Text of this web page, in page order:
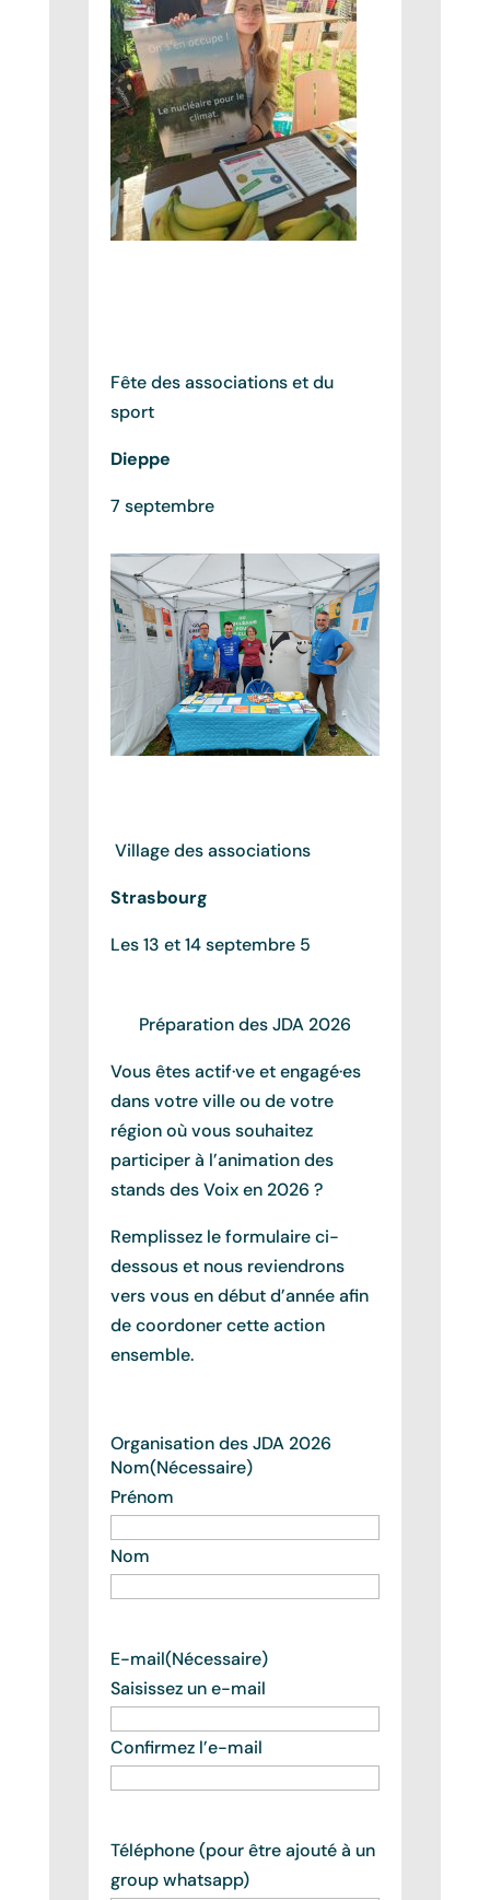
Fête des associations et du
sport
Dieppe
7 septembre
Village des associations
Strasbourg
Les 13 et 14 septembre 5
Préparation des JDA 2026
Vous êtes actif·ve et engagé·es
dans votre ville ou de votre
région où vous souhaitez
participer à l’animation des
stands des Voix en 2026 ?
Remplissez le formulaire ci-
dessous et nous reviendrons
vers vous en début d’année afin
de coordoner cette action
ensemble.
Organisation des JDA 2026
Nom(Nécessaire)
Prénom
Nom
E-mail(Nécessaire)
Saisissez un e-mail
Confirmez l’e-mail
Téléphone (pour être ajouté à un
group whatsapp)